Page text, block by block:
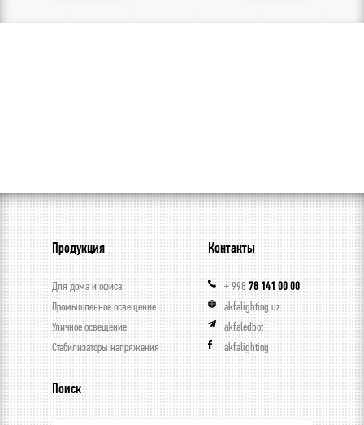
Продукция
Для дома и офиса
Промышленное освещение
Уличное освещение
Стабилизаторы напряжения
Контакты
+ 99878 141 00 00
akfalighting.uz
akfaledbot
akfalighting
Поиск